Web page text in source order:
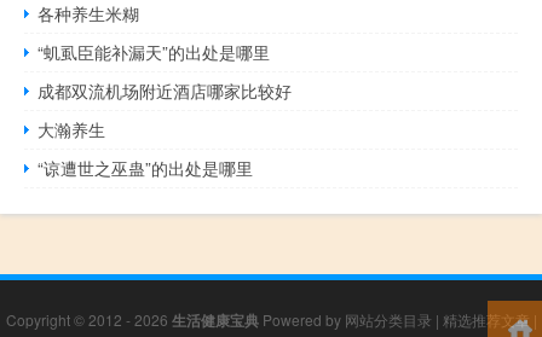
各种养生米糊
“虮虱臣能补漏天”的出处是哪里
成都双流机场附近酒店哪家比较好
大瀚养生
“谅遭世之巫蛊”的出处是哪里
Copyright © 2012 - 2026 生活健康宝典Powered by 网站分类目录 | 精选推荐文章 |